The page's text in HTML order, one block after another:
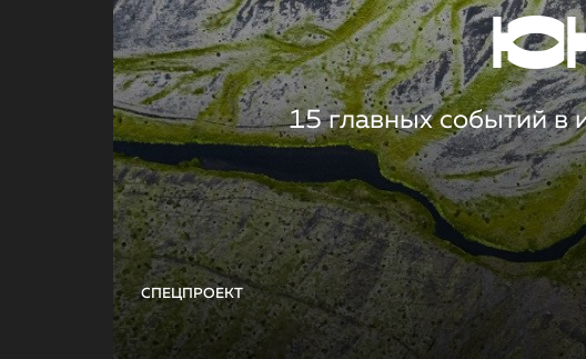
СПЕЦПРОЕКТ
15 главных событий